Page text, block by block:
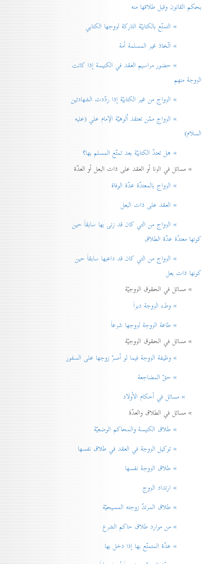
بحكم القانون وقبل طلاقها منه
» التمتّع بالكتابيّة التاركة لزوجها الكتابي
» اتّخاذ غير المسلمة أمة
» حضور مراسيم العقد في الكنيسة إذا كانت
الزوجة منهم
» الزواج من غير الكتابيّة إذا ردّدت الشهادتين
» الزواج ممّن تعتقد اُلوهيّة الإمام علي (عليه
السلام)
» هل تعتدّ الكتابيّة بعد تمتّع المسلم بها؟
» مسائل في الزنا أو العقد على ذات البعل أو العدّة
» الزواج بالمعتدّة عدّة الوفاة
» العقد على ذات البعل
» الزواج من التي كان قد زنی بها سابقاً حين
كونها معتدّة عدّة الطلاق
» الزواج من التي كان قد داعبها سابقاً حين
كونها ذات بعل
» مسائل في الحقوق الزوجيّة
» وطء الزوجة دبراً
» طاعة الزوجة لزوجها شرعاً
» مسائل في الحقوق الزوجيّة
» وظيفة الزوجة فيما لو أصرّ زوجها على السفور
» حقّ المضاجعة
» مسائل في أحكام الأولاد
» مسائل في الطلاق والعدّة
» طلاق الكنيسة والمحاكم الوضعيّة
» توكيل الزوجة في العقد في طلاق نفسها
» طلاق الزوجة نفسها
» ارتداد الزوج
» طلاق المرتدّ زوجته المسيحيّة
» من موارد طلاق حاكم الشرع
» عدّة المتمتّع بها إذا دخل بها